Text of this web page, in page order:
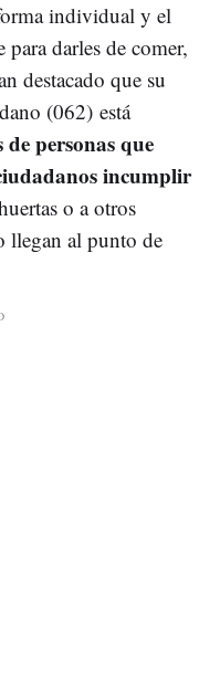
individual y el
darles de comer,
destacado que su
(062) está
personas que
incumplir
o a otros
llegan al punto de